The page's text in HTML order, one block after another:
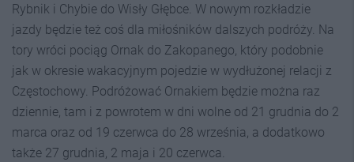
Rybnik i Chybie do Wisły Głębce. W nowym rozkładzie
jazdy będzie też coś dla miłośników dalszych podróży. Na
tory wróci pociąg Ornak do Zakopanego, który podobnie
jak w okresie wakacyjnym pojedzie w wydłużonej relacji z
Częstochowy. Podróżować Ornakiem będzie można raz
dziennie, tam i z powrotem w dni wolne od 21 grudnia do 2
marca oraz od 19 czerwca do 28 września, a dodatkowo
także 27 grudnia, 2 maja i 20 czerwca.